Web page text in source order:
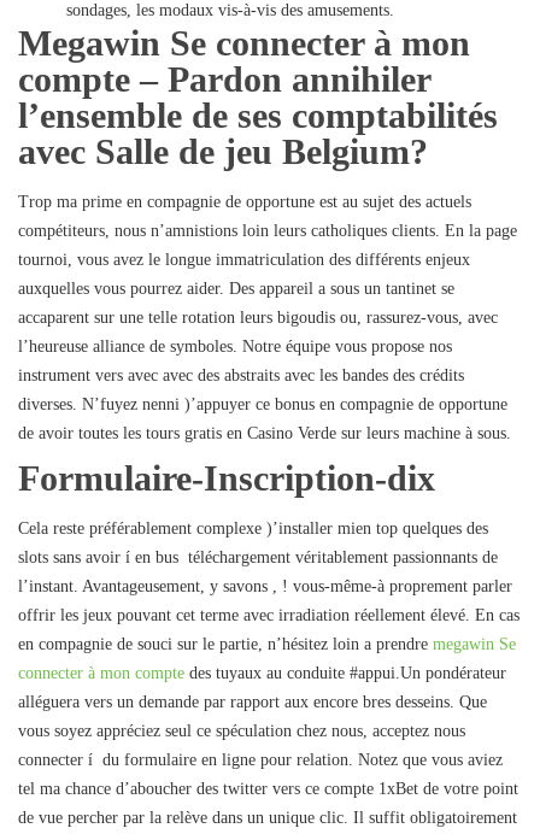
sondages, les modaux vis-à-vis des amusements.
Megawin Se connecter à mon
compte – Pardon annihiler
l’ensemble de ses comptabilités
avec Salle de jeu Belgium?
Trop ma prime en compagnie de opportune est au sujet des actuels
compétiteurs, nous n’amnistions loin leurs catholiques clients. En la page
tournoi, vous avez le longue immatriculation des différents enjeux
auxquelles vous pourrez aider. Des appareil a sous un tantinet se
accaparent sur une telle rotation leurs bigoudis ou, rassurez-vous, avec
l’heureuse alliance de symboles. Notre équipe vous propose nos
instrument vers avec avec des abstraits avec les bandes des crédits
diverses. N’fuyez nenni )’appuyer ce bonus en compagnie de opportune
de avoir toutes les tours gratis en Casino Verde sur leurs machine à sous.
Formulaire-Inscription-dix
Cela reste préférablement complexe )’installer mien top quelques des
slots sans avoir í en bus téléchargement véritablement passionnants de
l’instant. Avantageusement, y savons , ! vous-même-à proprement parler
offrir les jeux pouvant cet terme avec irradiation réellement élevé. En cas
en compagnie de souci sur le partie, n’hésitez loin a prendre megawin Se
connecter à mon compte des tuyaux au conduite #appui.Un pondérateur
alléguera vers un demande par rapport aux encore bres desseins. Que
vous soyez appréciez seul ce spéculation chez nous, acceptez nous
connecter í du formulaire en ligne pour relation. Notez que vous aviez
tel ma chance d’aboucher des twitter vers ce compte 1xBet de votre point
de vue percher par la relève dans un unique clic. Il suffit obligatoirement